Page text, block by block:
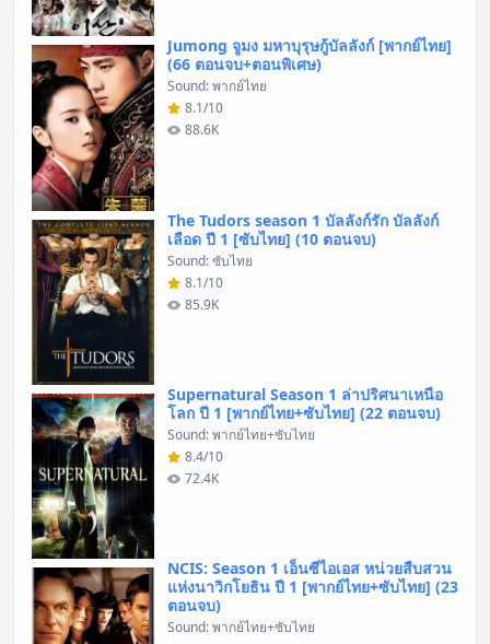
Jumong จูมง มหาบุรุษกู้บัลลังก์ [พากย์ไทย]
(66 ตอนจบ+ตอนพิเศษ)
Sound: พากย์ไทย
8.1/10
88.6K
The Tudors season 1 บัลลังก์รัก บัลลังก์
เลือด ปี 1 [ซับไทย] (10 ตอนจบ)
Sound: ซับไทย
8.1/10
85.9K
Supernatural Season 1 ล่าปริศนาเหนือ
โลก ปี 1 [พากย์ไทย+ซับไทย] (22 ตอนจบ)
Sound: พากย์ไทย+ซับไทย
8.4/10
72.4K
NCIS: Season 1 เอ็นซีไอเอส หน่วยสืบสวน
แห่งนาวิกโยธิน ปี 1 [พากย์ไทย+ซับไทย] (23
ตอนจบ)
Sound: พากย์ไทย+ซับไทย